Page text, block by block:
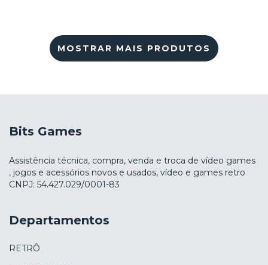
MOSTRAR MAIS PRODUTOS
Bits Games
Assistência técnica, compra, venda e troca de vídeo games
, jogos e acessórios novos e usados, vídeo e games retro
CNPJ: 54.427.029/0001-83
Departamentos
RETRÔ